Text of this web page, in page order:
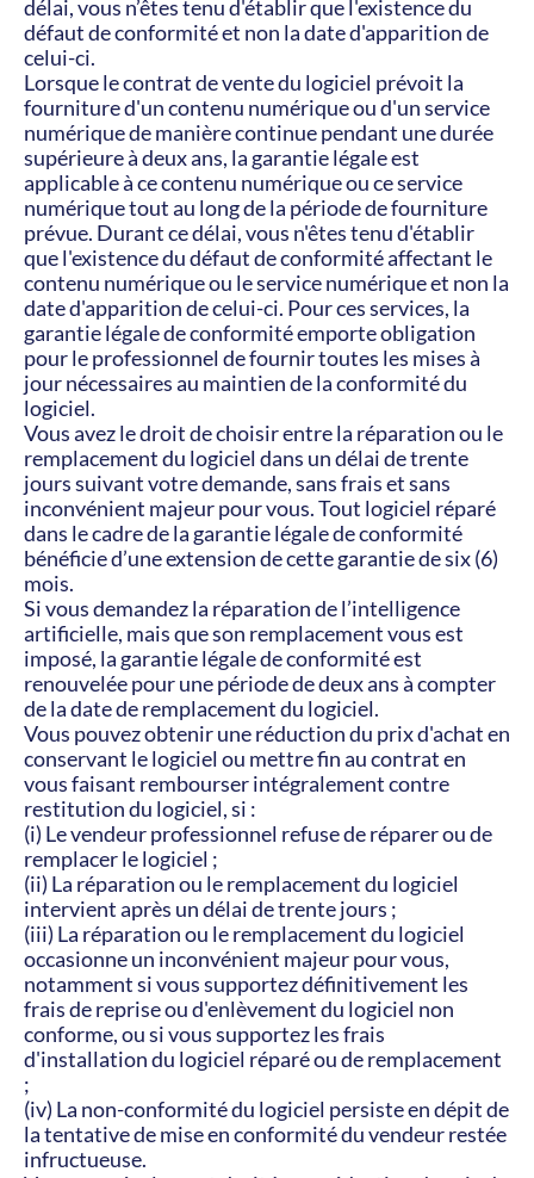
délai, vous n’êtes tenu d'établir que l'existence du
défaut de conformité et non la date d'apparition de
celui-ci.
Lorsque le contrat de vente du logiciel prévoit la
fourniture d'un contenu numérique ou d'un service
numérique de manière continue pendant une durée
supérieure à deux ans, la garantie légale est
applicable à ce contenu numérique ou ce service
numérique tout au long de la période de fourniture
prévue. Durant ce délai, vous n'êtes tenu d'établir
que l'existence du défaut de conformité affectant le
contenu numérique ou le service numérique et non la
date d'apparition de celui-ci. Pour ces services, la
garantie légale de conformité emporte obligation
pour le professionnel de fournir toutes les mises à
jour nécessaires au maintien de la conformité du
logiciel.
Vous avez le droit de choisir entre la réparation ou le
remplacement du logiciel dans un délai de trente
jours suivant votre demande, sans frais et sans
inconvénient majeur pour vous. Tout logiciel réparé
dans le cadre de la garantie légale de conformité
bénéficie d’une extension de cette garantie de six (6)
mois.
Si vous demandez la réparation de l’intelligence
artificielle, mais que son remplacement vous est
imposé, la garantie légale de conformité est
renouvelée pour une période de deux ans à compter
de la date de remplacement du logiciel.
Vous pouvez obtenir une réduction du prix d'achat en
conservant le logiciel ou mettre fin au contrat en
vous faisant rembourser intégralement contre
restitution du logiciel, si :
(i) Le vendeur professionnel refuse de réparer ou de
remplacer le logiciel ;
(ii) La réparation ou le remplacement du logiciel
intervient après un délai de trente jours ;
(iii) La réparation ou le remplacement du logiciel
occasionne un inconvénient majeur pour vous,
notamment si vous supportez définitivement les
frais de reprise ou d'enlèvement du logiciel non
conforme, ou si vous supportez les frais
d'installation du logiciel réparé ou de remplacement
;
(iv) La non-conformité du logiciel persiste en dépit de
la tentative de mise en conformité du vendeur restée
infructueuse.